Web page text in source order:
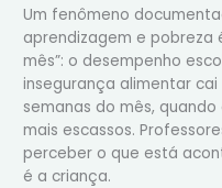
Um fenômeno
aprendizagem e pobreza
mês”: o desempenho
insegurança alimentar
semanas do mês,
mais escassos.
perceber o que está
é a criança.